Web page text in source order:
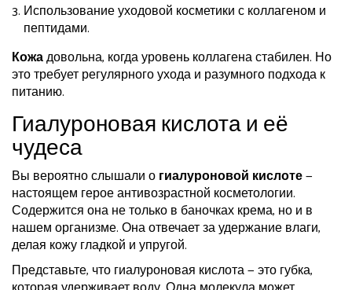
Использование уходовой косметики с коллагеном и
пептидами.
Кожадовольна, когда уровень коллагена стабилен. Но
это требует регулярного ухода и разумного подхода к
питанию.
Гиалуроновая кислота и её
чудеса
Вы вероятно слышали огиалуроновой кислоте—
настоящем герое антивозрастной косметологии.
Содержится она не только в баночках крема, но и в
нашем организме. Она отвечает за удержание влаги,
делая кожу гладкой и упругой.
Представьте, что гиалуроновая кислота — это губка,